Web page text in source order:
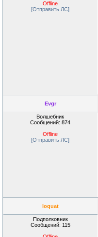
Offline
[Отправить ЛС]
Evgr
Волшебник
Сообщений: 874
Offline
[Отправить ЛС]
loquat
Подполковник
Сообщений: 115